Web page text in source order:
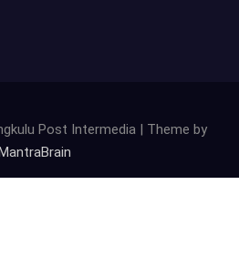
Post Intermedia | Theme by
MantraBrain